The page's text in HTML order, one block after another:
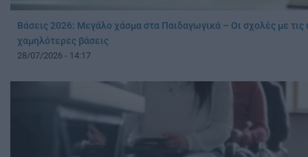
Βάσεις 2026: Μεγάλο χάσμα στα Παιδαγωγικά – Οι σχολές με τις
χαμηλότερες βάσεις
28/07/2026 - 14:17